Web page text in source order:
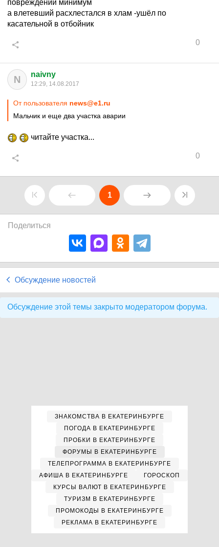
повреждений минимум
а влетевший расхлестался в хлам -ушёл по
касательной в отбойник
0
N naivny
12:29, 14.08.2017
От пользователя news@e1.ru
Мальчик и еще два участка аварии
читайте участка...
0
1
Поделиться
Обсуждение новостей
Обсуждение этой темы закрыто модератором форума.
ЗНАКОМСТВА В ЕКАТЕРИНБУРГЕ
ПОГОДА В ЕКАТЕРИНБУРГЕ
ПРОБКИ В ЕКАТЕРИНБУРГЕ
ФОРУМЫ В ЕКАТЕРИНБУРГЕ
ТЕЛЕПРОГРАММА В ЕКАТЕРИНБУРГЕ
АФИША В ЕКАТЕРИНБУРГЕ
ГОРОСКОП
КУРСЫ ВАЛЮТ В ЕКАТЕРИНБУРГЕ
ТУРИЗМ В ЕКАТЕРИНБУРГЕ
ПРОМОКОДЫ В ЕКАТЕРИНБУРГЕ
РЕКЛАМА В ЕКАТЕРИНБУРГЕ